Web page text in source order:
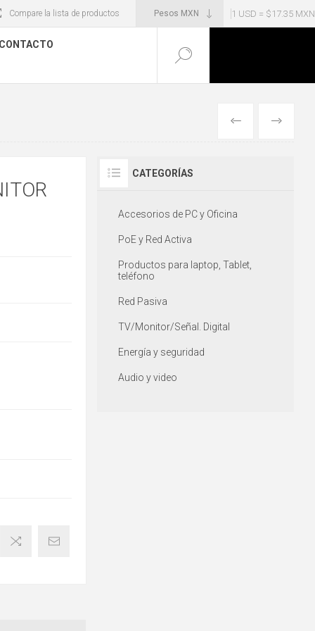
1 USD = $17.35 MXN
Compare la lista de productos
CONTACTO
ANTERIOR
CATEGORÍAS
Accesorios de PC y Oficina
PoE y Red Activa
Productos para laptop, Tablet,
teléfono
Red Pasiva
TV/Monitor/Señal. Digital
Energía y seguridad
Audio y video